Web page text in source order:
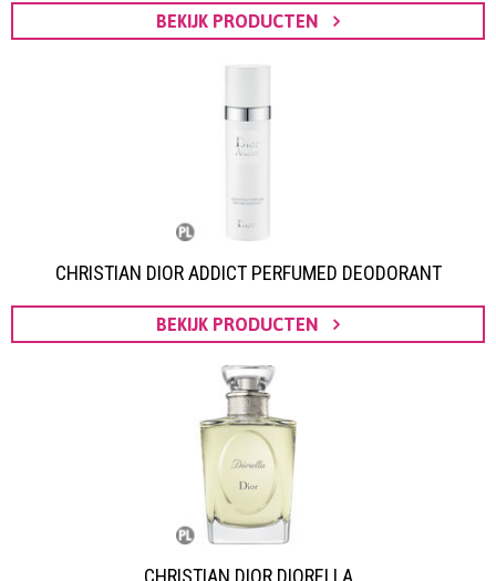
BEKIJK PRODUCTEN
CHRISTIAN DIOR ADDICT PERFUMED DEODORANT
BEKIJK PRODUCTEN
CHRISTIAN DIOR DIORELLA